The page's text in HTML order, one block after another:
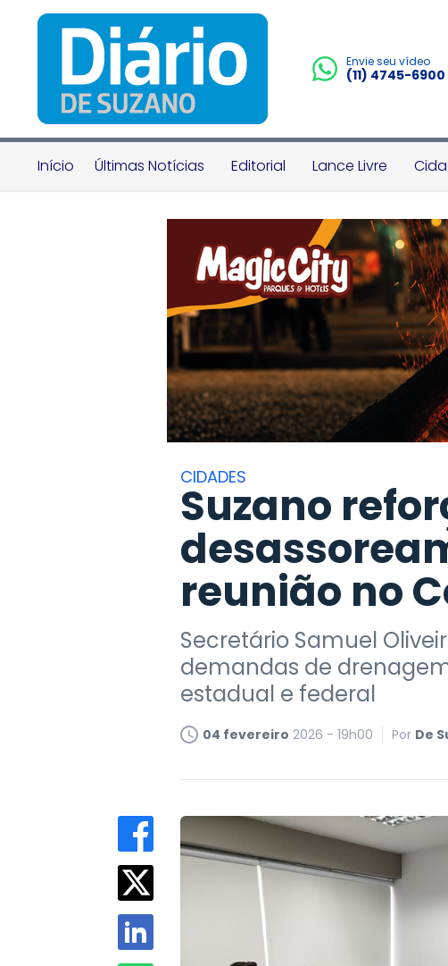
Envie seu vídeo
(11) 4745-6900
Início Últimas Notícias Editorial Lance Livre
CIDADES
Suzano
reunião no
Secretário Samuel
demandas de
estadual e federal
04 fevereiro 2026 - 19h00 Por De